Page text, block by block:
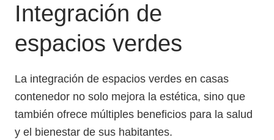
Integración de
espacios verdes
La integración de espacios verdes en casas
contenedor no solo mejora la estética, sino que
también ofrece múltiples beneficios para la salud
y el bienestar de sus habitantes.